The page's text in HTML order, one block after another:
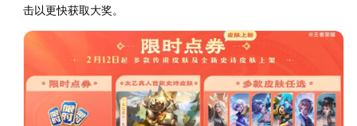
击以更快获取大奖。